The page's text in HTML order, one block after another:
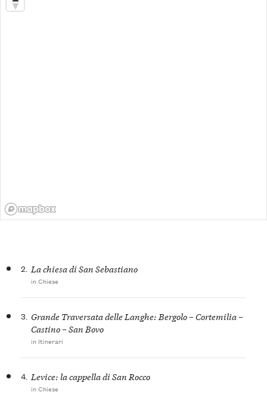
2. La chiesa di San Sebastiano
in Chiese
3. Grande Traversata delle Langhe: Bergolo – Cortemilia –
Castino – San Bovo
in Itinerari
4. Levice: la cappella di San Rocco
in Chiese